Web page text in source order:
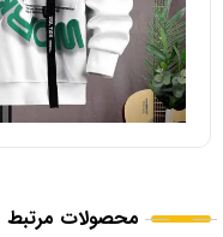
محصولات مرتبط